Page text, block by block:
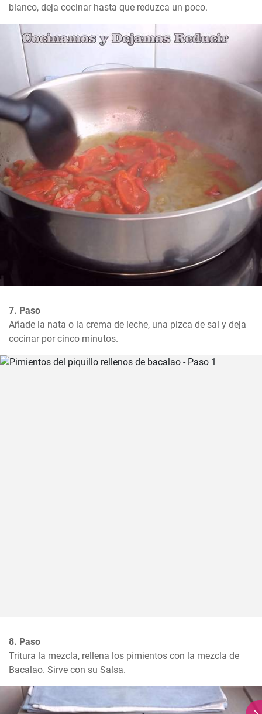
blanco, deja cocinar hasta que reduzca un poco.
7. Paso
Añade la nata o la crema de leche, una pizca de sal y deja
cocinar por cinco minutos.
8. Paso
Tritura la mezcla, rellena los pimientos con la mezcla de
Bacalao. Sirve con su Salsa.